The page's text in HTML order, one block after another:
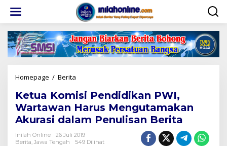
konten
Homepage / Berita
Pendidikan
PWI,
Wartawan
Harus
Mengutamakan
Akurasi
Ketua Komisi Pendidikan PWI,
Wartawan Harus Mengutamakan
Akurasi dalam Penulisan Berita
Inilah Online
26 Juli 2019
Berita Jawa Tengah 549 Dilihat